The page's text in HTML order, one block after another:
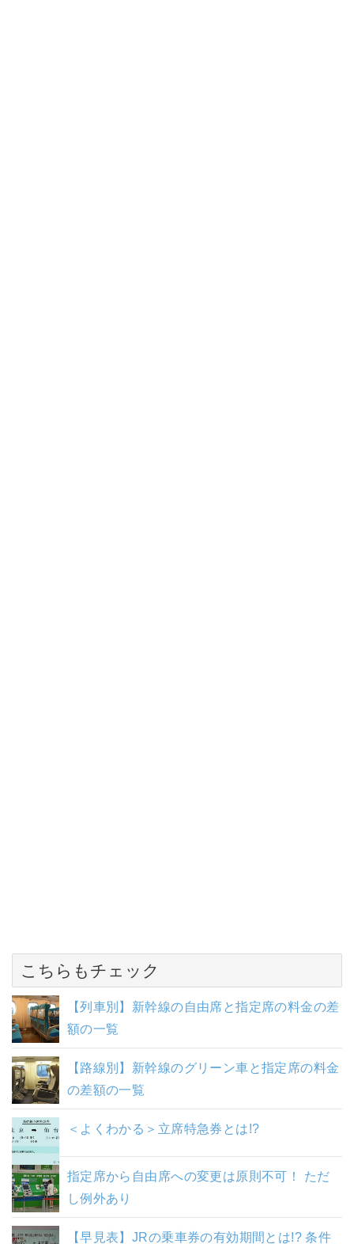
こちらもチェック
【列車別】新幹線の自由席と指定席の料金の差
額の一覧
【路線別】新幹線のグリーン車と指定席の料金
の差額の一覧
＜よくわかる＞立席特急券とは!?
指定席から自由席への変更は原則不可！ ただ
し例外あり
【早見表】JRの乗車券の有効期間とは!? 条件